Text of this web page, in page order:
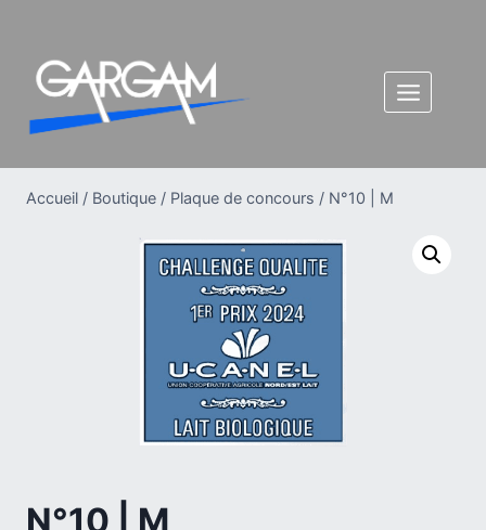
contenu
Accueil / Boutique / Plaque de concours / N°10 | M
N°10 | M